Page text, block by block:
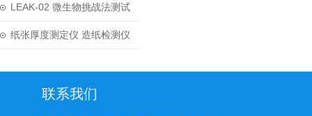
机DIT-02主要参数
LEAK-02 微生物挑战法测试
仪使用方法
纸张厚度测定仪 造纸检测仪
联系我们